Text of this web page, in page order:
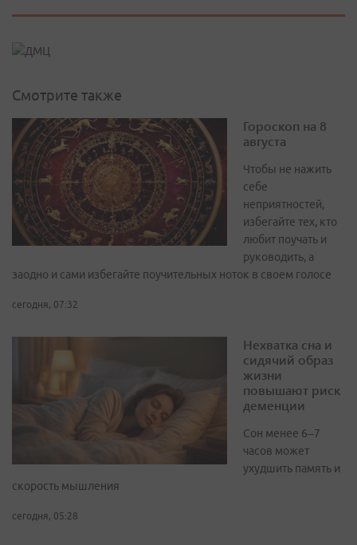
Смотрите также
Гороскоп на 8
августа
Чтобы не нажить
себе
неприятностей,
избегайте тех, кто
любит поучать и
руководить, а
заодно и сами избегайте поучительных ноток в своем голосе
сегодня, 07:32
Нехватка сна и
сидячий образ
жизни
повышают риск
деменции
Сон менее 6–7
часов может
ухудшить память и
скорость мышления
сегодня, 05:28